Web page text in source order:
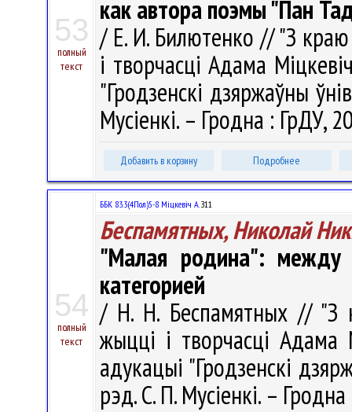
53
полный
текст
как автора поэмы "Пан
/ Е. И. Билютенко // "З краю
і творчасці Адама
"Гродзенскі дзяржаўны
Мусіенкі. – Гродна : ГрДУ,
Добавить в корзину Подробнее
54
полный
текст
ББК 83.3(4Пол)5-8 Міцкевіч А.З11
Беспамятных, Николай
"Малая родина": между
категорией
/ Н. Н. Беспамятных // "З
жыцці і творчасці Адама
адукацыі "Гродзенскі
рэд. С. П. Мусіенкі. –